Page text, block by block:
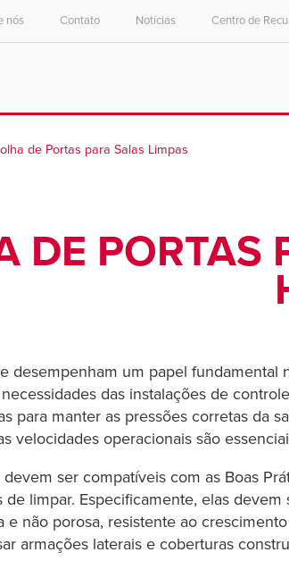
English
Deutsch
Dutch
nós Contato Notícias Centro de
de Portas para Salas Limpas
DE PORTAS
desempenham um papel
das instalações de
para manter as pressões corretas da
velocidades operacionais são
ser compatíveis com as Boas
de limpar. Especificamente, elas
e não porosa, resistente ao
armações laterais e coberturas